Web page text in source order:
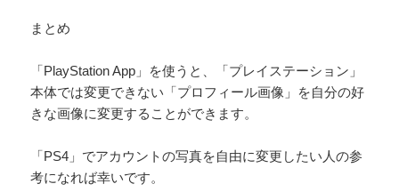
まとめ
「PlayStation App」を使うと、「プレイステーション」
本体では変更できない「プロフィール画像」を自分の好
きな画像に変更することができます。
「PS4」でアカウントの写真を自由に変更したい人の参
考になれば幸いです。